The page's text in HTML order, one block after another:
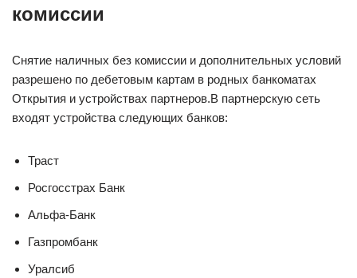
комиссии
Снятие наличных без комиссии и дополнительных условий
разрешено по дебетовым картам в родных банкоматах
Открытия и устройствах партнеров.В партнерскую сеть
входят устройства следующих банков:
Траст
Росгосстрах Банк
Альфа-Банк
Газпромбанк
Уралсиб